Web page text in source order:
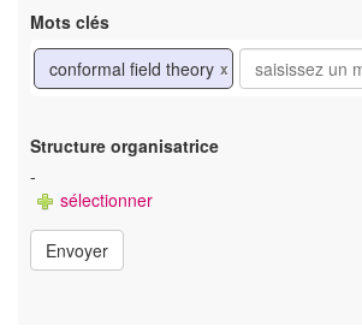
Mots clés
conformal field theory x
Structure organisatrice
-
sélectionner
Envoyer